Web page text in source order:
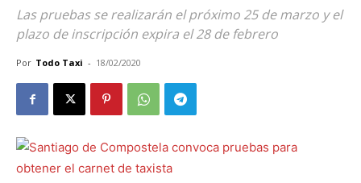
Las pruebas se realizarán el próximo 25 de marzo y el
plazo de inscripción expira el 28 de febrero
Por Todo Taxi - 18/02/2020